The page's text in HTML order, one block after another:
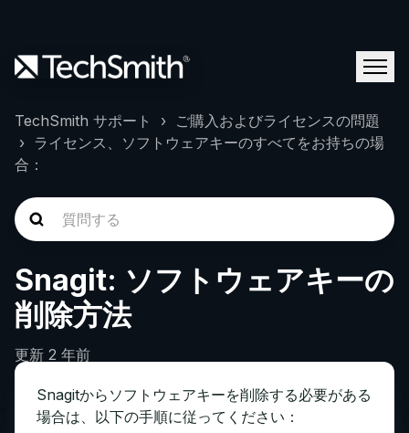
TechSmith サポート
ご購入およびライセンスの問題
ライセンス、ソフトウェアキーのすべてをお持ちの場
合：
Snagit: ソフトウェアキーの
削除方法
更新 2 年前
Snagitからソフトウェアキーを削除する必要がある
場合は、以下の手順に従ってください：